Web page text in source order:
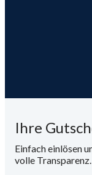
Ihre
Einfach einlösen
volle Transparenz.